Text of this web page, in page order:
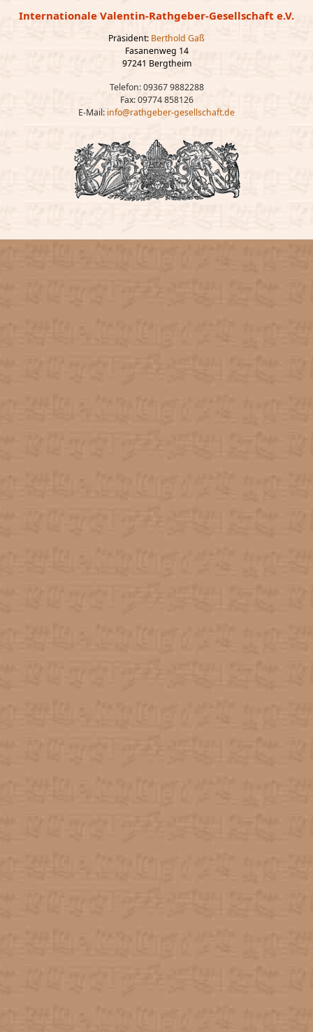
Internationale Valentin-Rathgeber-Gesellschaft e.V.
Präsident: Berthold Gaß
Fasanenweg 14
97241 Bergtheim
Telefon: 09367 9882288
Fax: 09774 858126
E-Mail: info@rathgeber-gesellschaft.de